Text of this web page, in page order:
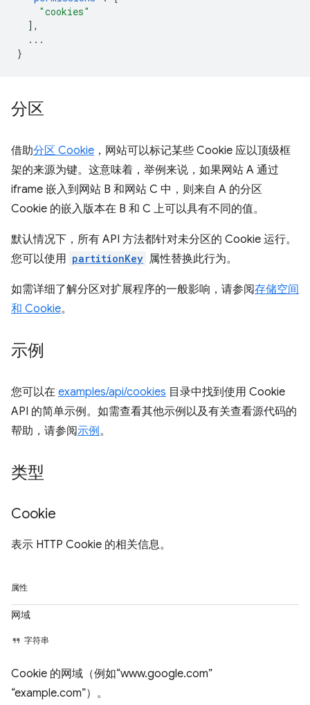
"cookies"
],
...
}
分区
借助分区 Cookie ，网站可以标记某些 Cookie 应以顶级框
架的来源为键。这意味着，举例来说，如果网站 A 通过
iframe 嵌入到网站 B 和网站 C 中，则来自 A 的分区
Cookie 的嵌入版本在 B 和 C 上可以具有不同的值。
默认情况下，所有 API 方法都针对未分区的 Cookie 运行。
您可以使用 partitionKey 属性替换此行为。
如需详细了解分区对扩展程序的一般影响，请参阅存储空间
和 Cookie。
示例
您可以在 examples/api/cookies 目录中找到使用 Cookie
API 的简单示例。如需查看其他示例以及有关查看源代码的
帮助，请参阅示例。
类型
Cookie
表示 HTTP Cookie 的相关信息。
属性
网域
字符串
Cookie 的网域（例如“www.google.com”
“example.com”）。